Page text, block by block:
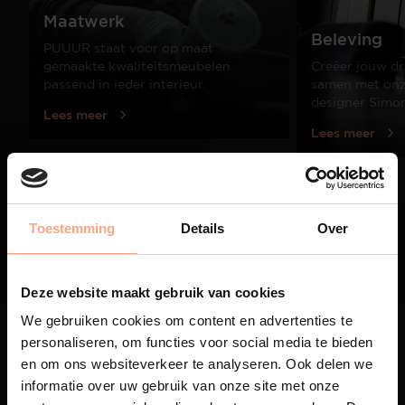
Toestemming Details Over
Deze website maakt gebruik van cookies
We gebruiken cookies om content en advertenties te
personaliseren, om functies voor social media te bieden
en om ons websiteverkeer te analyseren. Ook delen we
informatie over uw gebruik van onze site met onze
Maatwerk
PUUUR staat voor op maat
gemaakte kwaliteitsmeubelen
passend in ieder interieur.
Lees meer
Beleving
Creëer jouw
samen met
designer
Lees meer